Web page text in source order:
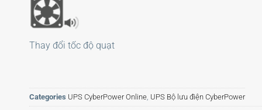
Thay đổi tốc độ quạt
Categories UPS CyberPower Online, UPS Bộ lưu điện CyberPower